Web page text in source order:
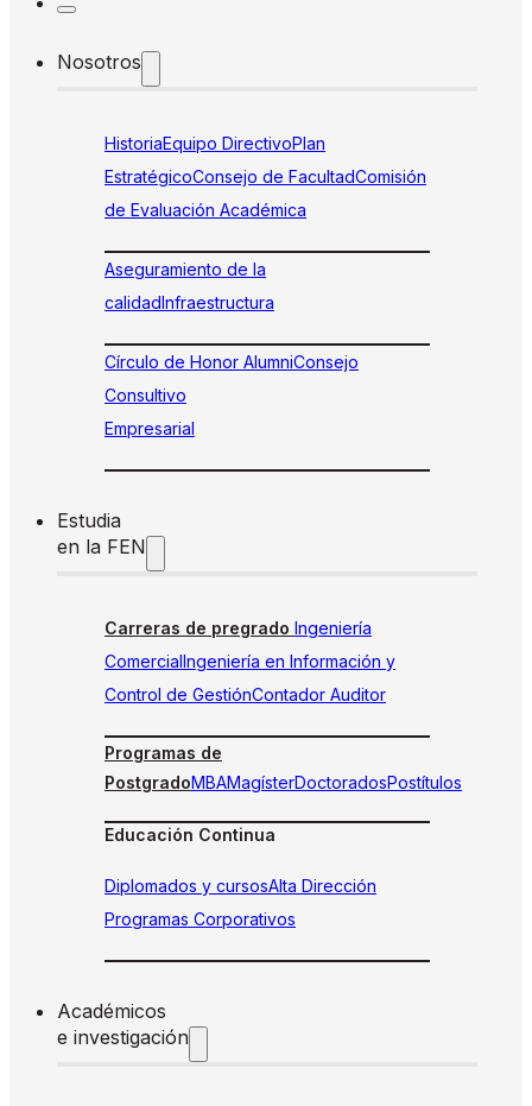
Nosotros
HistoriaEquipo DirectivoPlan
EstratégicoConsejo de FacultadComisión
de Evaluación Académica
Aseguramiento de la
calidadInfraestructura
Círculo de Honor AlumniConsejo
Consultivo
Empresarial
Estudia
en la FEN
Carreras de pregrado Ingeniería
ComercialIngeniería en Información y
Control de GestiónContador Auditor
Programas de
PostgradoMBAMagísterDoctoradosPostítulos
Educación Continua
Diplomados y cursosAlta Dirección
Programas Corporativos
Académicos
e investigación